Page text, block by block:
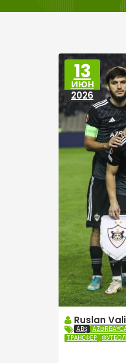
13
ИЮН
2026
Ruslan
ABŞ
ТРАНСФЕР ФУТБОЛ